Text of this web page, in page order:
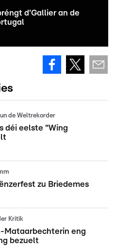
d'Gallier an de
de Weltrekorder
déi eelste "Wing
zu Briedemes
Kritik
Mataarbechterin eng
bezuelt